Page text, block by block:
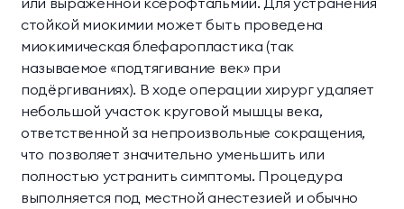
стойкой миокимии может быть проведена
миокимическая блефаропластика (так
называемое «подтягивание век» при
подёргиваниях). В ходе операции хирург удаляет
небольшой участок круговой мышцы века,
ответственной за непроизвольные сокращения,
что позволяет значительно уменьшить или
полностью устранить симптомы. Процедура
выполняется под местной анестезией и обычно